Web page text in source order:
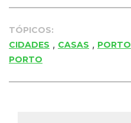
TÓPICOS:
CIDADES , CASAS , PORTO
PORTO